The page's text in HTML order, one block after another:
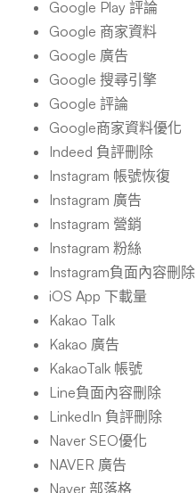
Google Play 評論
Google 商家資料
Google 廣告
Google 搜尋引擎
Google 評論
Google商家資料優化
Indeed 負評刪除
Instagram 帳號恢復
Instagram 廣告
Instagram 營銷
Instagram 粉絲
Instagram負面內容刪除
iOS App 下載量
Kakao Talk
Kakao 廣告
KakaoTalk 帳號
Line負面內容刪除
LinkedIn 負評刪除
Naver SEO優化
NAVER 廣告
Naver 部落格